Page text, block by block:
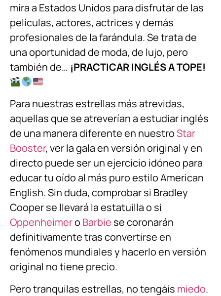
mira a Estados Unidos para disfrutar de las
películas, actores, actrices y demás
profesionales de la farándula. Se trata de
una oportunidad de moda, de lujo, pero
también de… ¡PRACTICAR INGLÉS A TOPE!
Para nuestras estrellas más atrevidas,
aquellas que se atreverían a estudiar inglés
de una manera diferente en nuestroStar
Booster, ver la gala en versión original y en
directo puede ser un ejercicio idóneo para
educar tu oído al más puro estilo American
English. Sin duda, comprobar si Bradley
Cooper se llevará la estatuilla o si
Oppenheimero Barbie se coronarán
definitivamente tras convertirse en
fenómenos mundiales y hacerlo en versión
original no tiene precio.
Pero tranquilas estrellas, no tengáis miedo.